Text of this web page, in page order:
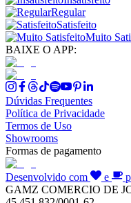
Regular
Satisfeito
Muito
BAIXE O APP:
Dúvidas Frequentes
Política de Privacidade
Termos de Uso
Showrooms
Formas de pagamento
Desenvolvido com e
GAMZ COMERCIO DE